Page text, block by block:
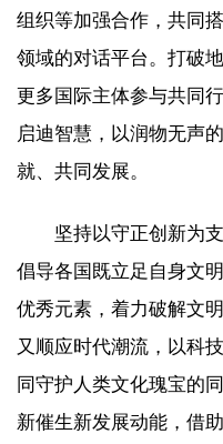
组织等加强合作，共同
领域的对话平台。打破
更多国际主体参与共同
启迪智慧，以润物无声
就、共同发展。
坚持以守正创新为
倡导各国既立足自身文
优秀元素，着力破解文
又顺应时代潮流，以科
同守护人类文化瑰宝的
新催生新发展动能，借